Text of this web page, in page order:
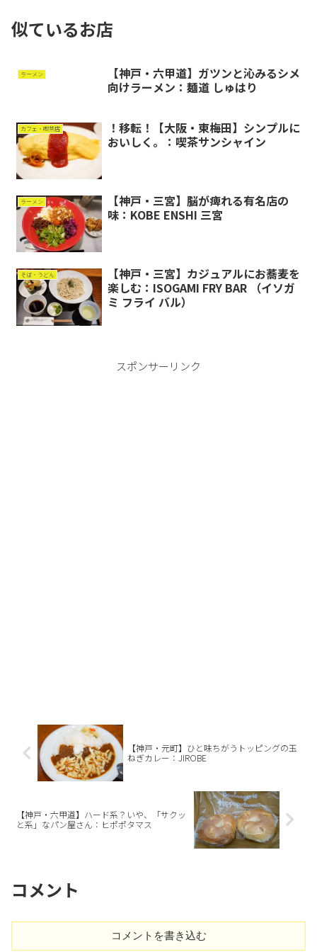
似ているお店
ラーメン
【神戸・六甲道】ガツンと沁みるシメ
向けラーメン：麺道 しゅはり
カフェ・喫茶店
！移転！【大阪・東梅田】シンプルに
おいしく。：喫茶サンシャイン
ラーメン
【神戸・三宮】脳が痺れる有名店の
味：KOBE ENSHI 三宮
そば・うどん
【神戸・三宮】カジュアルにお蕎麦を
楽しむ：ISOGAMI FRY BAR （イソガ
ミ フライ バル）
スポンサーリンク
【神戸・元町】ひと味ちがうトッピングの玉
ねぎカレー：JIROBE
【神戸・六甲道】ハード系？いや、「サクッ
と系」なパン屋さん：ヒポポタマス
コメント
コメントを書き込む